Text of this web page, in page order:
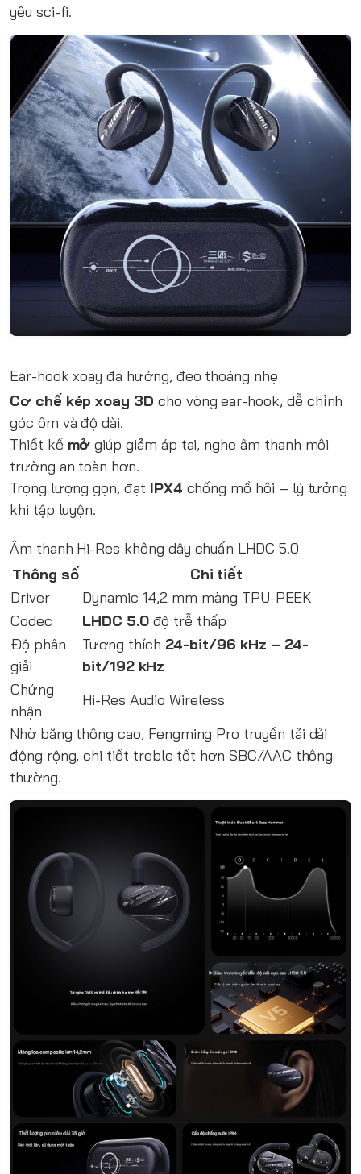
yêu sci-fi.
Ear-hook xoay đa hướng, đeo thoáng nhẹ
Cơ chế kép xoay 3D cho vòng ear-hook, dễ chỉnh
góc ôm và độ dài.
Thiết kế mở giúp giảm áp tai, nghe âm thanh môi
trường an toàn hơn.
Trọng lượng gọn, đạt IPX4 chống mồ hôi – lý tưởng
khi tập luyện.
Âm thanh Hi-Res không dây chuẩn LHDC 5.0
Thông số
Chi tiết
Driver
Dynamic 14,2 mm màng TPU-PEEK
Codec
LHDC 5.0độ trễ thấp
Độ phân
giải
Tương thích 24-bit/96 kHz – 24-
bit/192 kHz
Chứng
nhận
Hi-Res Audio Wireless
Nhờ băng thông cao, Fengming Pro truyền tải dải
động rộng, chi tiết treble tốt hơn SBC/AAC thông
thường.